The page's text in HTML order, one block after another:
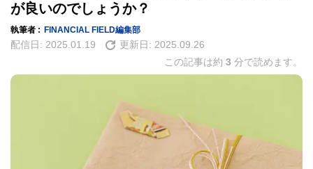
が良いのでしょうか？
執筆者 : FINANCIAL FIELD編集部
配信日: 2025.01.19 更新日: 2025.09.26
この記事は約 3 分で読めます。